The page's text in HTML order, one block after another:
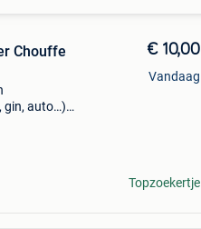
Chouffe
gin, auto…)
€ 10,00
Vandaag
Topzoekertje